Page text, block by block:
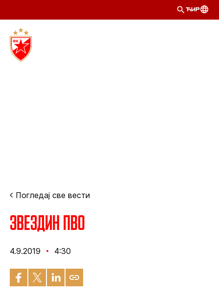
ЋИР
Погледај све вести
Звездин ПВО
4.9.2019 4:30